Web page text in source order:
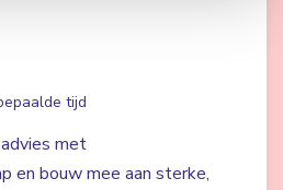
tijd
met
en bouw mee aan sterke,